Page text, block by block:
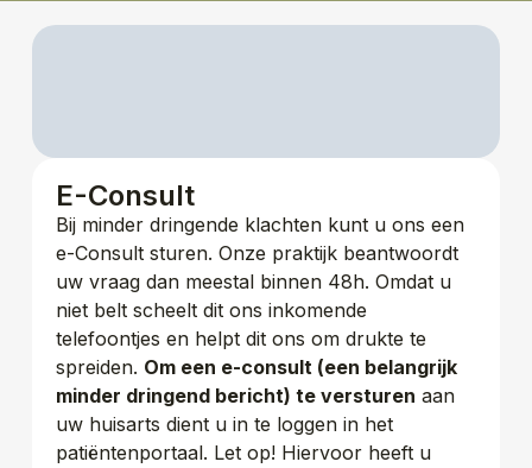
E-Consult
Bij minder dringende klachten kunt u ons een
e-Consult sturen. Onze praktijk beantwoordt
uw vraag dan meestal binnen 48h. Omdat u
niet belt scheelt dit ons inkomende
telefoontjes en helpt dit ons om drukte te
spreiden. Om een e-consult (een belangrijk
minder dringend bericht) te versturen aan
uw huisarts dient u in te loggen in het
patiëntenportaal. Let op! Hiervoor heeft u